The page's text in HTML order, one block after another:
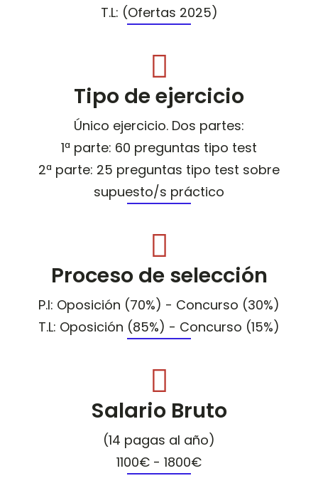
T.L: (Ofertas 2025)
Tipo de ejercicio
Único ejercicio. Dos partes:
1ª parte: 60 preguntas tipo test
2ª parte: 25 preguntas tipo test sobre
supuesto/s práctico
Proceso de selección
P.I: Oposición (70%) - Concurso (30%)
T.L: Oposición (85%) - Concurso (15%)
Salario Bruto
(14 pagas al año)
1100€ - 1800€